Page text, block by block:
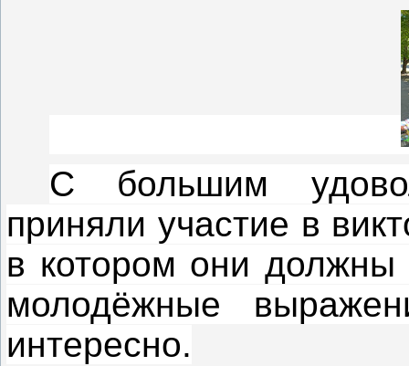
С большим
приняли участие в
в котором они
молодёжные
интересно.